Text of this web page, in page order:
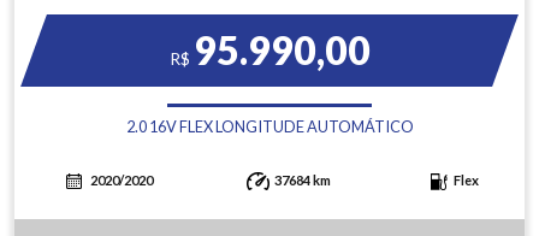
R$ 95.990,00
2.0 16V FLEX LONGITUDE AUTOMÁTICO
2020/2020 37684 km Flex